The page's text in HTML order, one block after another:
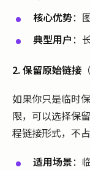
核心优势：
典型用户：
2. 保留原始链接
如果你只是临时
限，可以选择保
程链接形式，不
适用场景：